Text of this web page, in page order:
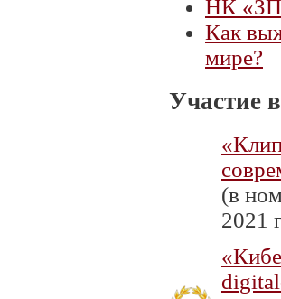
НК
Как
мире?
Участие
(в
2021